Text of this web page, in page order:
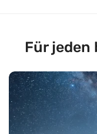
Für jeden